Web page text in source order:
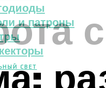
и патроны
СВЕТ